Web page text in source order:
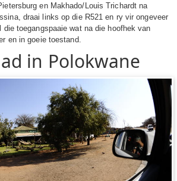
en Makhado/Louis Trichardt na
draai links op die R521 en ry vir ongeveer
toegangspaaie wat na die hoofhek van
en in goeie toestand.
in Polokwane